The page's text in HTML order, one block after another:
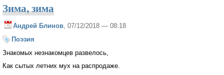
Зима, зима
Андрей Блинов , 07/12/2018 — 08:18
Поэзия
Знакомых незнакомцев развелось,
Как сытых летних мух на распродаже.